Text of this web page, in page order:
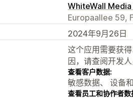
WhiteWall Media
Europaallee 59,
2024年9月26日
这个应用需要获
因，请查阅开发
查看客户数据:
敏感数据、 设备
查看员工和协作者数